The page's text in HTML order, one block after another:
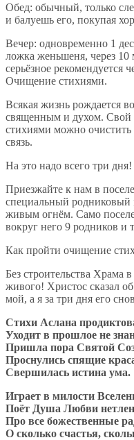
Обед: обычный, только
и балуешь его, покупая
Вечер: одновременно 1
ложка женьшеня, через 10
серьёзное рекомендуется
Очищение стихиями.
Всякая жизнь рождается
священным и духом.
стихиями можно очистить
связь.
На это надо всего три дня!
Приезжайте к нам в
специальный родниковый
живым огнём. Само
вокруг него 9 родников и
Как пройти очищение
Без строительства Храма
живого! Христос сказал
мой, а я за три дня его
Стихи Аслана
Уходит в прошлое не
Пришла пора Святой
Проснулись спящие
Свершилась истина ума.
Играет в милости
Поёт Душа Любви
Про все божественные
О сколько счастья,